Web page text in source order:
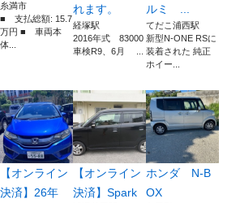
糸満市
■ 支払総額: 15.7
万円 ■ 車両本
体...
れます。
経塚駅
2016年式 83000
車検R9、6月 ...
ルミ ...
てだこ浦西駅
新型N-ONE RSに
装着された 純正
ホイー...
【オンライン
決済】26年
【オンライン
決済】Spark
ホンダ N-B
OX